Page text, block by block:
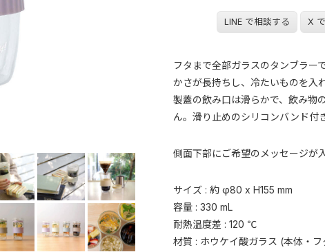
LINE で相談する X
フタまで全部ガラスのタンブラー
かさが長持ちし、冷たいものを入
製蓋の飲み口は滑らかで、飲み物
ん。滑り止めのシリコンバンド付
側面下部にご希望のメッセージが
サイズ : 約 φ80 x H155 mm
容量 : 330 mL
耐熱温度差 : 120 ℃
材質 : ホウケイ酸ガラス (本体・